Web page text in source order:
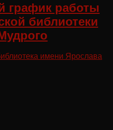
график работы
библиотеки
имени Ярослава